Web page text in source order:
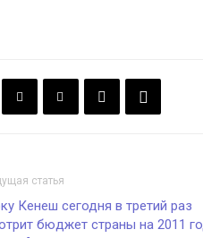
статья
Кенеш сегодня в третий раз
бюджет страны на 2011